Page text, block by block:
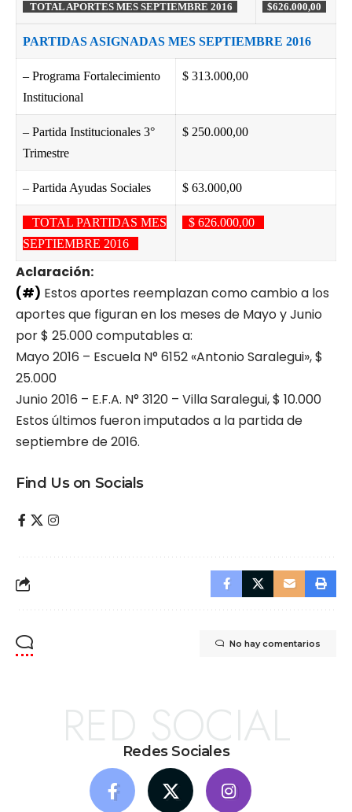
TOTAL APORTES MES SEPTIEMBRE 2016 $626.000,00
PARTIDAS ASIGNADAS MES SEPTIEMBRE 2016
– Programa Fortalecimiento
Institucional
$ 313.000,00
– Partida Institucionales 3°
Trimestre
$ 250.000,00
– Partida Ayudas Sociales $ 63.000,00
TOTAL PARTIDAS MES
SEPTIEMBRE 2016
$ 626.000,00
Aclaración:
(#) Estos aportes reemplazan como cambio a los
aportes que figuran en los meses de Mayo y Junio
por $ 25.000 computables a:
Mayo 2016 – Escuela N° 6152 «Antonio Saralegui», $
25.000
Junio 2016 – E.F.A. N° 3120 – Villa Saralegui, $ 10.000
Estos últimos fueron imputados a la partida de
septiembre de 2016.
Find Us on Socials
No hay comentarios
Redes Sociales
RED SOCIAL